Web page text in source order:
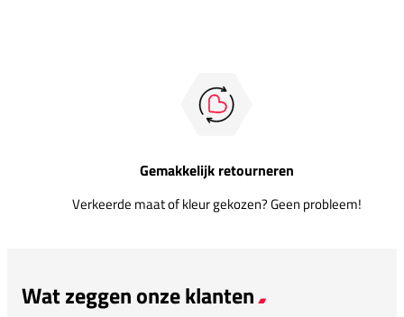
Gemakkelijk retourneren
Verkeerde maat of kleur gekozen? Geen probleem!
Wat zeggen onze klanten